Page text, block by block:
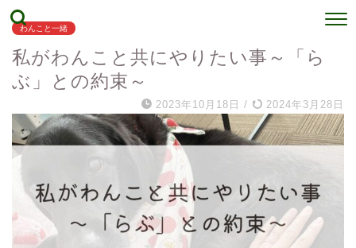
わんこと一緒
私がわんこと共にやりたい事～「ら
ぶ」との約束～
2023年10月18日 / 2024年3月28日